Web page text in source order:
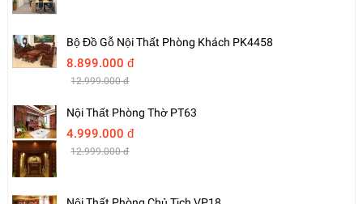
Bộ Đồ Gỗ Nội Thất Phòng Khách PK4458
8.899.000 đ
12.999.000 đ
Nội Thất Phòng Thờ PT63
4.999.000 đ
12.999.000 đ